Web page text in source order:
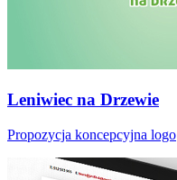
Leniwiec na Drzewie
Propozycja koncepcyjna logo